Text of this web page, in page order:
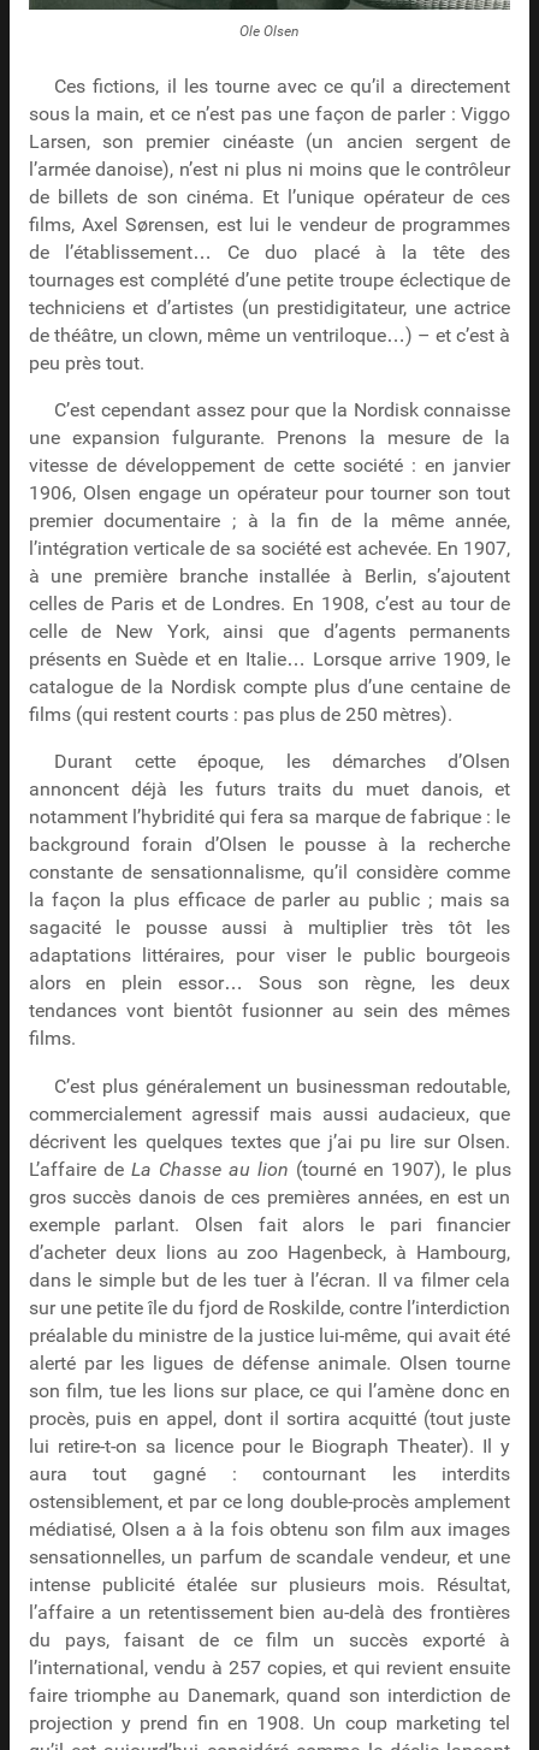
Ole Olsen
Ces fictions, il les tourne avec ce qu’il a directement
sous la main, et ce n’est pas une façon de parler : Viggo
Larsen, son premier cinéaste (un ancien sergent de
l’armée danoise), n’est ni plus ni moins que le contrôleur
de billets de son cinéma. Et l’unique opérateur de ces
films, Axel Sørensen, est lui le vendeur de programmes
de l’établissement… Ce duo placé à la tête des
tournages est complété d’une petite troupe éclectique de
techniciens et d’artistes (un prestidigitateur, une actrice
de théâtre, un clown, même un ventriloque…) – et c’est à
peu près tout.
C’est cependant assez pour que la Nordisk connaisse
une expansion fulgurante. Prenons la mesure de la
vitesse de développement de cette société : en janvier
1906, Olsen engage un opérateur pour tourner son tout
premier documentaire ; à la fin de la même année,
l’intégration verticale de sa société est achevée. En 1907,
à une première branche installée à Berlin, s’ajoutent
celles de Paris et de Londres. En 1908, c’est au tour de
celle de New York, ainsi que d’agents permanents
présents en Suède et en Italie… Lorsque arrive 1909, le
catalogue de la Nordisk compte plus d’une centaine de
films (qui restent courts : pas plus de 250 mètres).
Durant cette époque, les démarches d’Olsen
annoncent déjà les futurs traits du muet danois, et
notamment l’hybridité qui fera sa marque de fabrique : le
background forain d’Olsen le pousse à la recherche
constante de sensationnalisme, qu’il considère comme
la façon la plus efficace de parler au public ; mais sa
sagacité le pousse aussi à multiplier très tôt les
adaptations littéraires, pour viser le public bourgeois
alors en plein essor… Sous son règne, les deux
tendances vont bientôt fusionner au sein des mêmes
films.
C’est plus généralement un businessman redoutable,
commercialement agressif mais aussi audacieux, que
décrivent les quelques textes que j’ai pu lire sur Olsen.
L’affaire de La Chasse au lion (tourné en 1907), le plus
gros succès danois de ces premières années, en est un
exemple parlant. Olsen fait alors le pari financier
d’acheter deux lions au zoo Hagenbeck, à Hambourg,
dans le simple but de les tuer à l’écran. Il va filmer cela
sur une petite île du fjord de Roskilde, contre l’interdiction
préalable du ministre de la justice lui-même, qui avait été
alerté par les ligues de défense animale. Olsen tourne
son film, tue les lions sur place, ce qui l’amène donc en
procès, puis en appel, dont il sortira acquitté (tout juste
lui retire-t-on sa licence pour le Biograph Theater). Il y
aura tout gagné : contournant les interdits
ostensiblement, et par ce long double-procès amplement
médiatisé, Olsen a à la fois obtenu son film aux images
sensationnelles, un parfum de scandale vendeur, et une
intense publicité étalée sur plusieurs mois. Résultat,
l’affaire a un retentissement bien au-delà des frontières
du pays, faisant de ce film un succès exporté à
l’international, vendu à 257 copies, et qui revient ensuite
faire triomphe au Danemark, quand son interdiction de
projection y prend fin en 1908. Un coup marketing tel